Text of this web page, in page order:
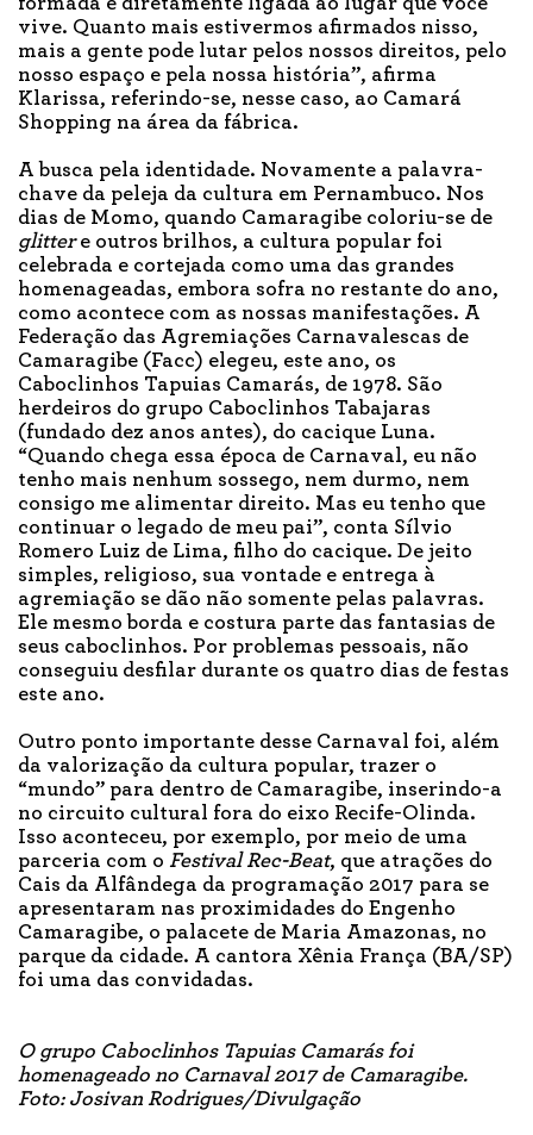
vive. Quanto mais estivermos afirmados nisso,
mais a gente pode lutar pelos nossos direitos, pelo
nosso espaço e pela nossa história”, afirma
Klarissa, referindo-se, nesse caso, ao Camará
Shopping na área da fábrica.
A busca pela identidade. Novamente a palavra-
chave da peleja da cultura em Pernambuco. Nos
dias de Momo, quando Camaragibe coloriu-se de
glittere outros brilhos, a cultura popular foi
celebrada e cortejada como uma das grandes
homenageadas, embora sofra no restante do ano,
como acontece com as nossas manifestações. A
Federação das Agremiações Carnavalescas de
Camaragibe (Facc) elegeu, este ano, os
Caboclinhos Tapuias Camarás, de 1978. São
herdeiros do grupo Caboclinhos Tabajaras
(fundado dez anos antes), do cacique Luna.
“Quando chega essa época de Carnaval, eu não
tenho mais nenhum sossego, nem durmo, nem
consigo me alimentar direito. Mas eu tenho que
continuar o legado de meu pai”, conta Sílvio
Romero Luiz de Lima, filho do cacique. De jeito
simples, religioso, sua vontade e entrega à
agremiação se dão não somente pelas palavras.
Ele mesmo borda e costura parte das fantasias de
seus caboclinhos. Por problemas pessoais, não
conseguiu desfilar durante os quatro dias de festas
este ano.
Outro ponto importante desse Carnaval foi, além
da valorização da cultura popular, trazer o
“mundo” para dentro de Camaragibe, inserindo-a
no circuito cultural fora do eixo Recife-Olinda.
Isso aconteceu, por exemplo, por meio de uma
parceria com o Festival Rec-Beat, que atrações do
Cais da Alfândega da programação 2017 para se
apresentaram nas proximidades do Engenho
Camaragibe, o palacete de Maria Amazonas, no
parque da cidade. A cantora Xênia França (BA/SP)
foi uma das convidadas.
O grupo Caboclinhos Tapuias Camarás foi
homenageado no Carnaval 2017 de Camaragibe.
Foto: Josivan Rodrigues/Divulgação